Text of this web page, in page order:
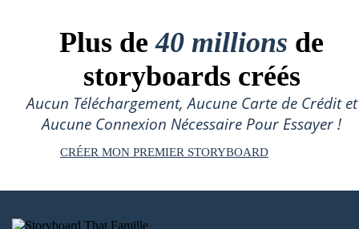
Plus de40 millions de
storyboards créés
Aucun Téléchargement, Aucune Carte de Crédit et
Aucune Connexion Nécessaire Pour Essayer !
CRÉER MON PREMIER STORYBOARD